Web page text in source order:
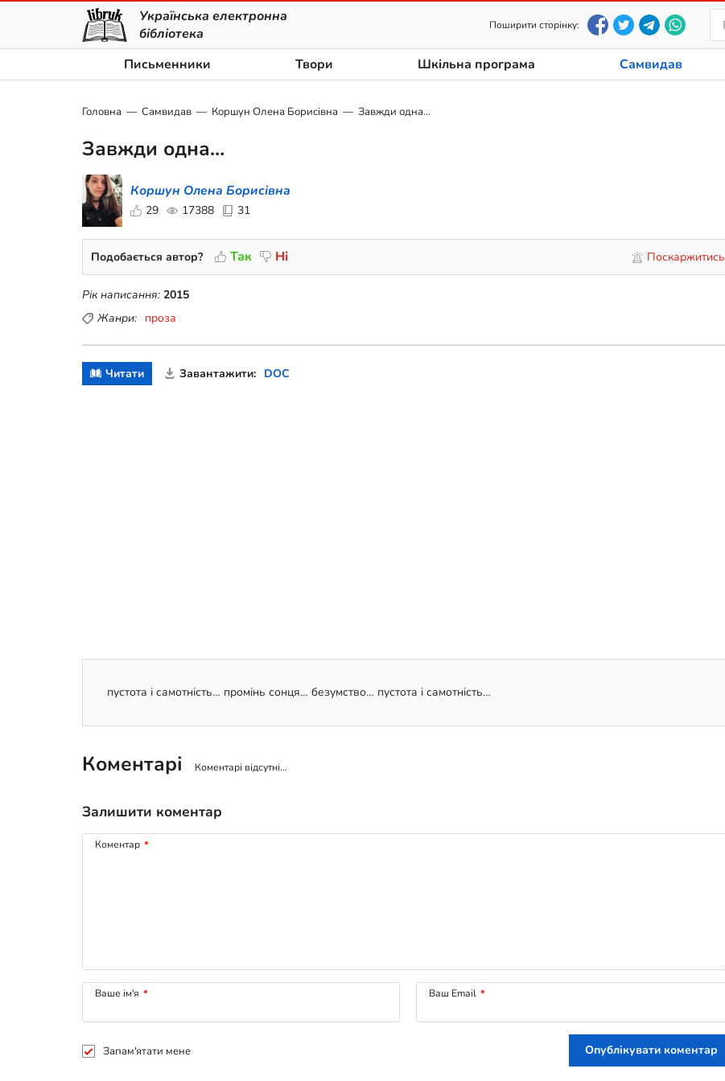
Українська електронна
бібліотека
Поширити сторінку:
Письменники Твори Шкільна програма Самвидав
Головна Самвидав Коршун Олена Борисівна Завжди одна…
Завжди одна…
Коршун Олена Борисівна
29 17388 31
Подобається автор? Так Ні Поскаржитись
Рік написання: 2015
Жанри: проза
Читати Завантажити: DOC
пустота і самотність… промінь сонця… безумство… пустота і самотність…
Коментарі Коментарі відсутні...
Залишити коментар
Коментар *
Ваше ім'я * Ваш Email *
Запам'ятати мене Опублікувати коментар